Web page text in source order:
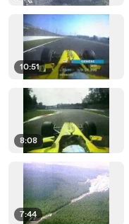
10:51
8:08
7:44